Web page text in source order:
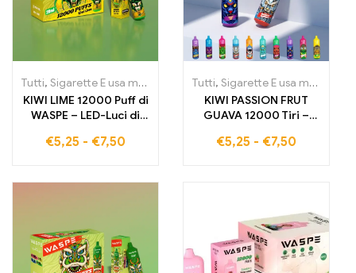
Tutti, Sigarette E usa monouso
Sigarette elettroniche usa e getta
KIWI LIME 12000 Puff di
WASPE – LED-Luci di
Cigarette di alta qualità
€5,25 - €7,50
Tutti,Sigarette E usa monouso
KIWI PASSION FRUT
GUAVA 12000 Tiri –
E-Cigarette di alta
€5,25 - €7,50